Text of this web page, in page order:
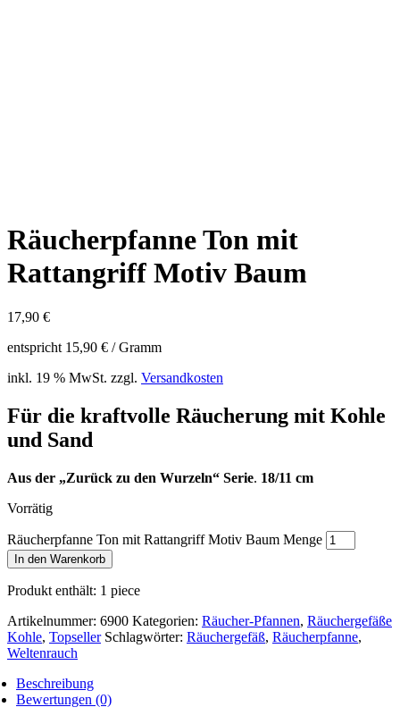
Räucherpfanne Ton mit
Rattangriff Motiv Baum
17,90 €
entspricht 15,90 € / Gramm
inkl. 19 % MwSt. zzgl. Versandkosten
Für die kraftvolle Räucherung mit Kohle
und Sand
Aus der „Zurück zu den Wurzeln“ Serie. 18/11 cm
Vorrätig
Räucherpfanne Ton mit Rattangriff Motiv Baum Menge
In den Warenkorb
Produkt enthält: 1 piece
Artikelnummer: 6900 Kategorien: Räucher-Pfannen, Räuchergefäße
Kohle, Topseller Schlagwörter: Räuchergefäß, Räucherpfanne,
Weltenrauch
Beschreibung
Bewertungen (0)